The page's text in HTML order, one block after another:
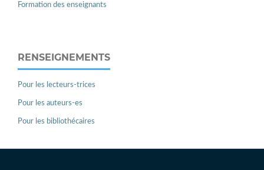
Formation des enseignants
RENSEIGNEMENTS
Pour les lecteurs-trices
Pour les auteurs-es
Pour les bibliothécaires